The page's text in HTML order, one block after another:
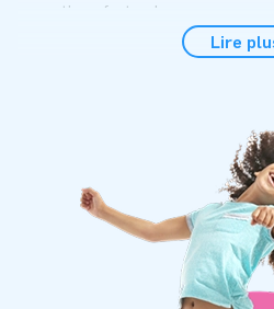
sensations fortes !
Qualité et garantie
vous optez pour la qualité et la
est facile à installer et à
activité sportive ou un
en PVC résistant et de haute
une longue durée de vie et sont
entendu, cette structure
avec une garantie. Vous êtes
Lire